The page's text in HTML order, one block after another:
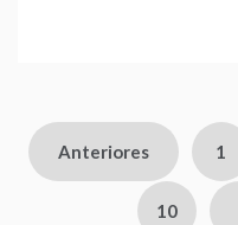
Paginación
Anteriores 1
10